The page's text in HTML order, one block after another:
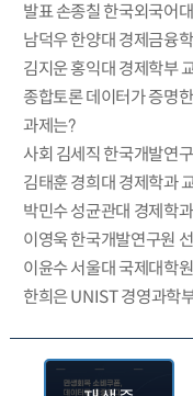
발표 손종칠 한국외국어
남덕우 한양대 경제금융
김지운 홍익대 경제학부
종합토론 데이터가 증명
과제는?
사회 김세직 한국개발연
김태훈 경희대 경제학과
박민수 성균관대 경제학
이영욱 한국개발연구원
이윤수 서울대 국제대학
한희은 UNIST 경영과학